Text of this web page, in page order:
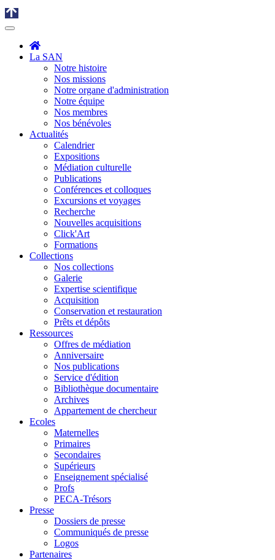
La SAN
Notre histoire
Nos missions
Notre organe d'administration
Notre équipe
Nos membres
Nos bénévoles
Actualités
Calendrier
Expositions
Médiation culturelle
Publications
Conférences et colloques
Excursions et voyages
Recherche
Nouvelles acquisitions
Click'Art
Formations
Collections
Nos collections
Galerie
Expertise scientifique
Acquisition
Conservation et restauration
Prêts et dépôts
Ressources
Offres de médiation
Anniversaire
Nos publications
Service d'édition
Bibliothèque documentaire
Archives
Appartement de chercheur
Ecoles
Maternelles
Primaires
Secondaires
Supérieurs
Enseignement spécialisé
Profs
PECA-Trésors
Presse
Dossiers de presse
Communiqués de presse
Logos
Partenaires